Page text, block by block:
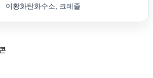
이황화탄화수소, 크레졸